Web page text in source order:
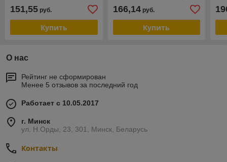
151,55 руб.
Купить
166,14руб.
Купить
О нас
Рейтинг не сформирован
Менее 5 отзывов за последний год
Работает с 10.05.2017
г. Минск
ул. Н.Орды, 23, 301, Минск, Беларусь
Контакты